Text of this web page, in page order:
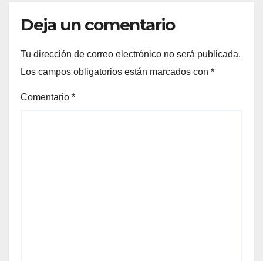
Deja un comentario
Tu dirección de correo electrónico no será publicada.
Los campos obligatorios están marcados con *
Comentario *